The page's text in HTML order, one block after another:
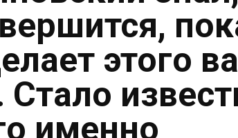
этого
Стало
именно